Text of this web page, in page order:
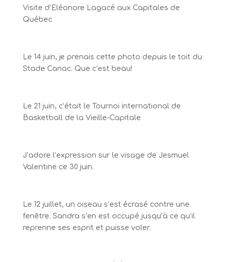
Visite d’Eléonore Lagacé aux Capitales de
Québec
Le 14 juin, je prenais cette photo depuis le toit du
Stade Canac. Que c’est beau!
Le 21 juin, c’était le Tournoi international de
Basketball de la Vieille-Capitale
J’adore l’expression sur le visage de Jesmuel
Valentine ce 30 juin.
Le 12 juillet, un oiseau s’est écrasé contre une
fenêtre. Sandra s’en est occupé jusqu’à ce qu’il
reprenne ses esprit et puisse voler.